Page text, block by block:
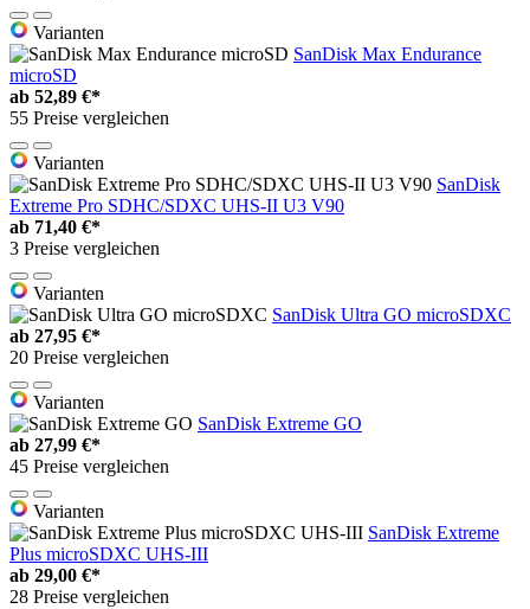
Varianten
SanDisk Max Endurance
microSD
ab 52,89 €*
55 Preise vergleichen
Varianten
SanDisk
Extreme Pro SDHC/SDXC UHS-II U3 V90
ab 71,40 €*
3 Preise vergleichen
Varianten
SanDisk Ultra GO microSDXC
ab 27,95 €*
20 Preise vergleichen
Varianten
SanDisk Extreme GO
ab 27,99 €*
45 Preise vergleichen
Varianten
SanDisk Extreme
Plus microSDXC UHS-III
ab 29,00 €*
28 Preise vergleichen